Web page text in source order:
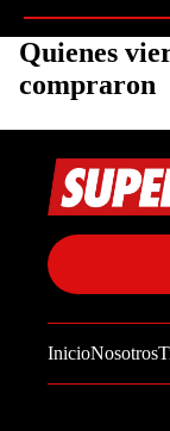
Quienes
compraron
InicioNosotros
Política
Términos
Política